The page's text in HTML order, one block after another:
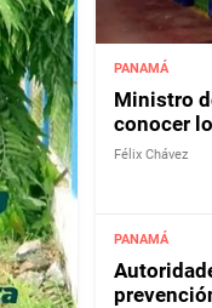
PANAMÁ
Ministro
conocer
Félix Chávez
PANAMÁ